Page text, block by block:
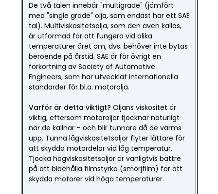
De två talen innebär "multigrade" (jämfört
med "single grade" olja, som endast har ett SAE
tal). Multiviskositetsolja, som den även kallas,
är utformad för att fungera vid olika
temperaturer året om, dvs. behöver inte bytas
beroende på årstid. SAE är för övrigt en
förkortning av Society of Automotive
Engineers, som har utvecklat internationella
standarder för bl.a. motorolja.
Varför är detta viktigt? Oljans viskositet är
viktig, eftersom motoroljor tjocknar naturligt
när de kallnar – och blir tunnare då de värms
upp. Tunna lågviskositetsoljor flyter lättare för
att skydda motordelar vid låg temperatur.
Tjocka högviskositetsoljor är vanligtvis bättre
på att bibehålla filmstyrka (smörjfilm) för att
skydda motorer vid höga temperaturer.